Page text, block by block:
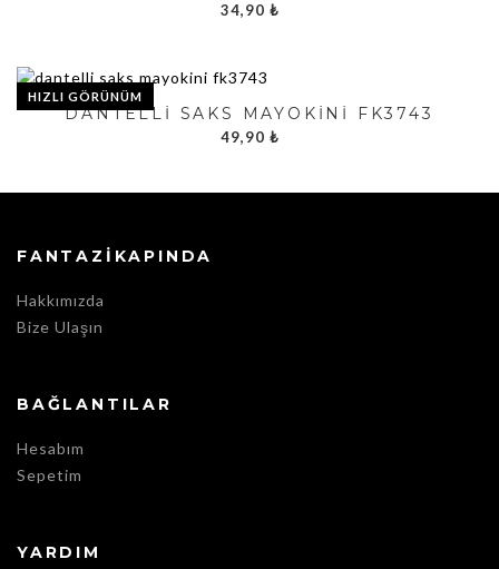
34,90 ₺
HIZLI GÖRÜNÜM
DANTELLI SAKS MAYOKINI FK3743
49,90 ₺
FANTAZIKAPINDA
Hakkımızda
Bize Ulaşın
BAĞLANTILAR
Hesabım
Sepetim
YARDIM